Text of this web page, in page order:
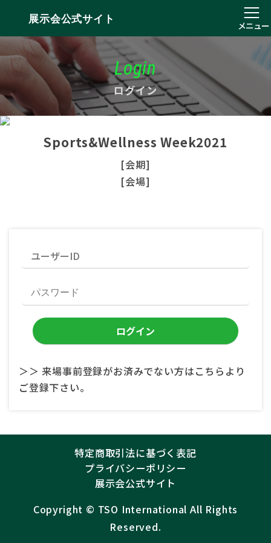
展示会公式サイト
メニュー
Login
ログイン
Sports&Wellness Week2021
[会期]
[会場]
＞＞ 来場事前登録がお済みでない方はこちらより
ご登録下さい。
特定商取引法に基づく表記
プライバシーポリシー
展示会公式サイト
Copyright ©︎ TSO International All Rights
Reserved.